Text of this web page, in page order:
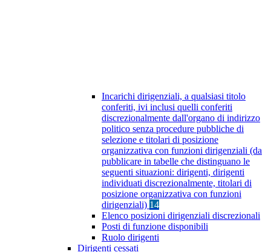
Incarichi dirigenziali, a qualsiasi titolo
conferiti, ivi inclusi quelli conferiti
discrezionalmente dall'organo di indirizzo
politico senza procedure pubbliche di
selezione e titolari di posizione
organizzativa con funzioni dirigenziali (da
pubblicare in tabelle che distinguano le
seguenti situazioni: dirigenti, dirigenti
individuati discrezionalmente, titolari di
posizione organizzativa con funzioni
dirigenziali) 14
Elenco posizioni dirigenziali discrezionali
Posti di funzione disponibili
Ruolo dirigenti
Dirigenti cessati